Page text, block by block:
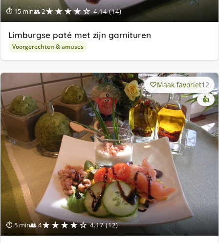
⏱ 15 min👥 2★★★★☆ 4.14 (14)
Limburgse paté met zijn garnituren
Voorgerechten & amuses
⏱ 5 min👥 4★★★★☆ 4.17 (12)
Maak favoriet12
👍